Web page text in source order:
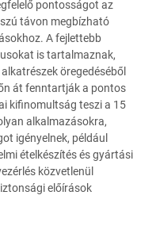
pontosságot az
távon megbízható
A fejlettebb
is tartalmaznak,
öregedéséből
át fenntartják a pontos
kifinomultság teszi a 15
alkalmazásokra,
igényelnek, például
ételkészítés és gyártási
közvetlenül
előírások